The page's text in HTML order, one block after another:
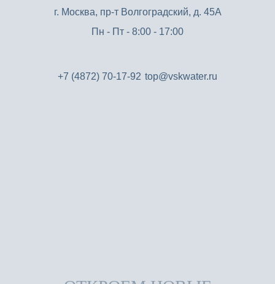
г. Москва, пр-т Волгоградский, д. 45А
Пн - Пт - 8:00 - 17:00
+7 (4872) 70-17-92 top@vskwater.ru